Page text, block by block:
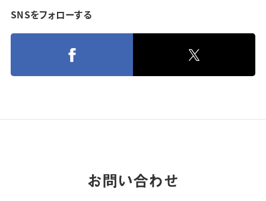
SNSをフォローする
お問い合わせ